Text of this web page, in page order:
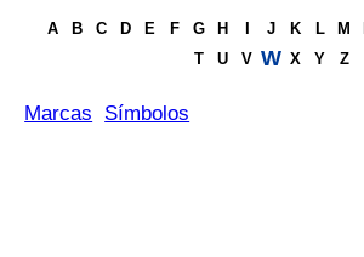
A B C D E F G H J K L M
T
U V W X Y Z
Marcas Símbolos